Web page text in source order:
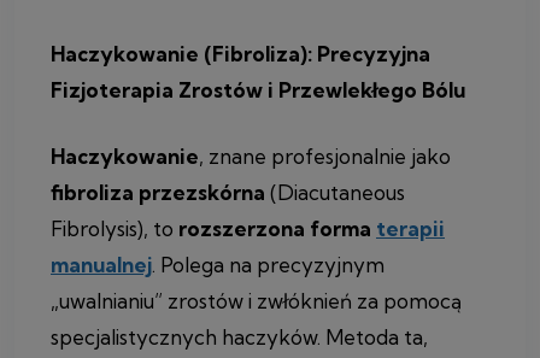
Haczykowanie (Fibroliza): Precyzyjna
Fizjoterapia Zrostów i Przewlekłego Bólu
Haczykowanie, znane profesjonalnie jako
fibroliza przezskórna (Diacutaneous
Fibrolysis), to rozszerzona forma terapii
manualnej. Polega na precyzyjnym
„uwalnianiu” zrostów i zwłóknień za pomocą
specjalistycznych haczyków. Metoda ta,